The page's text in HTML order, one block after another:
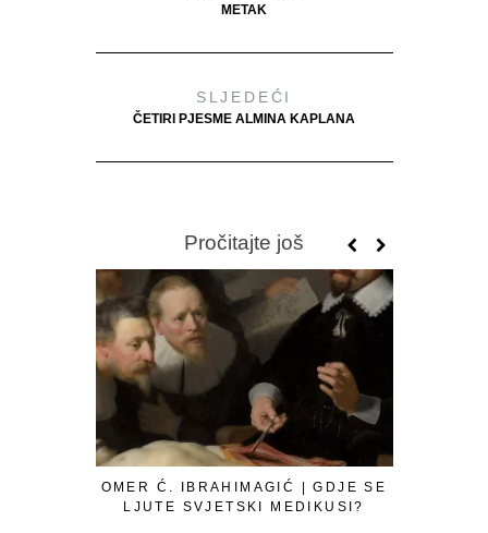
METAK
SLJEDEĆI
ČETIRI PJESME ALMINA KAPLANA
Pročitajte još
OMER Ć. IBRAHIMAGIĆ | GDJE SE
LJUTE SVJETSKI MEDIKUSI?